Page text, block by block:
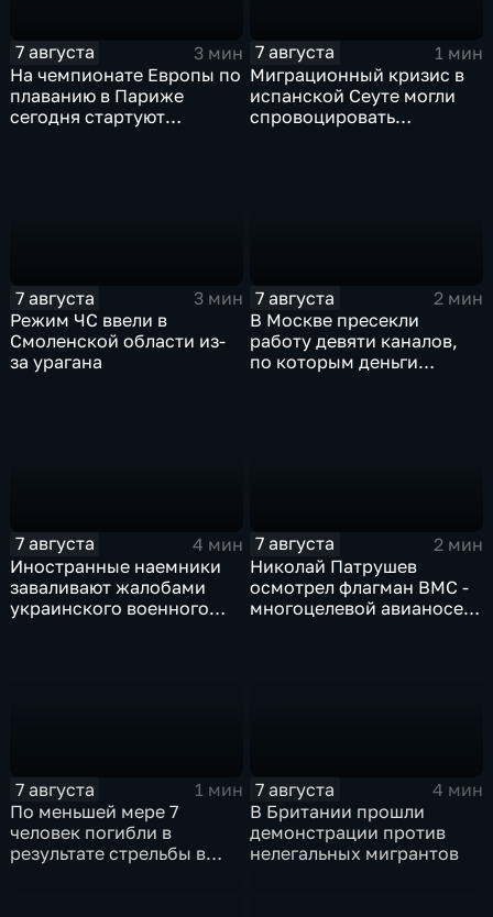
7 августа
3 мин
На чемпионате Европы по
плаванию в Париже
сегодня стартуют
7 августа
1 мин
Миграционный кризис в
испанской Сеуте могли
спровоцировать
7 августа
3 мин
Режим ЧС ввели в
Смоленской области из-
за урагана
7 августа
2 мин
В Москве пресекли
работу девяти каналов,
по которым деньги
7 августа
4 мин
Иностранные наемники
заваливают жалобами
украинского военного
7 августа
2 мин
Николай Патрушев
осмотрел флагман ВМС -
многоцелевой авианосец
7 августа
1 мин
По меньшей мере 7
человек погибли в
результате стрельбы в
7 августа
4 мин
В Британии прошли
демонстрации против
нелегальных мигрантов